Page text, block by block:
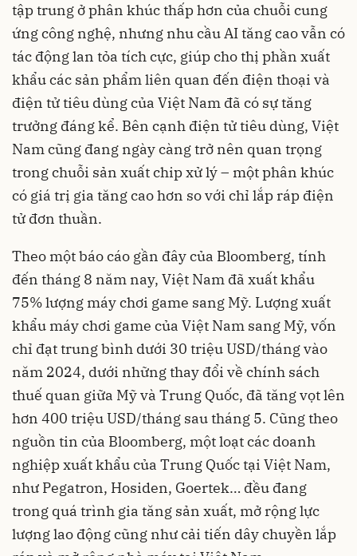
tập trung ở phân khúc thấp hơn của chuỗi cung
ứng công nghệ, nhưng nhu cầu AI tăng cao vẫn có
tác động lan tỏa tích cực, giúp cho thị phần xuất
khẩu các sản phẩm liên quan đến điện thoại và
điện tử tiêu dùng của Việt Nam đã có sự tăng
trưởng đáng kể. Bên cạnh điện tử tiêu dùng, Việt
Nam cũng đang ngày càng trở nên quan trọng
trong chuỗi sản xuất chip xử lý – một phân khúc
có giá trị gia tăng cao hơn so với chỉ lắp ráp điện
tử đơn thuần.
Theo một báo cáo gần đây của Bloomberg, tính
đến tháng 8 năm nay, Việt Nam đã xuất khẩu
75% lượng máy chơi game sang Mỹ. Lượng xuất
khẩu máy chơi game của Việt Nam sang Mỹ, vốn
chỉ đạt trung bình dưới 30 triệu USD/tháng vào
năm 2024, dưới những thay đổi về chính sách
thuế quan giữa Mỹ và Trung Quốc, đã tăng vọt lên
hơn 400 triệu USD/tháng sau tháng 5. Cũng theo
nguồn tin của Bloomberg, một loạt các doanh
nghiệp xuất khẩu của Trung Quốc tại Việt Nam,
như Pegatron, Hosiden, Goertek… đều đang
trong quá trình gia tăng sản xuất, mở rộng lực
lượng lao động cũng như cải tiến dây chuyền lắp